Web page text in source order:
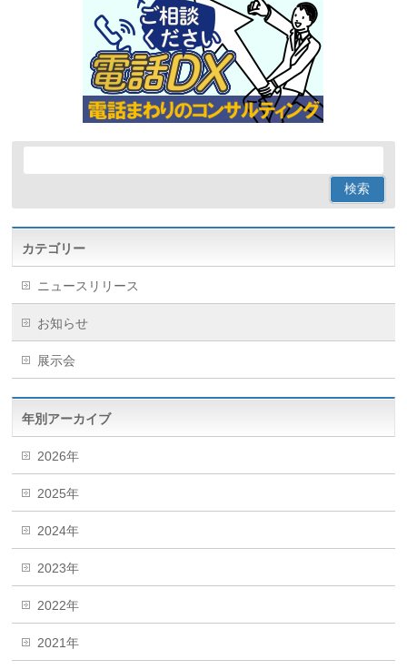
カテゴリー
ニュースリリース
お知らせ
展示会
年別アーカイブ
2026年
2025年
2024年
2023年
2022年
2021年